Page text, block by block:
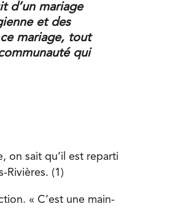
d’un mariage
et des
mariage, tout
qui
on sait qu’il est reparti
Rivières. (1)
« C’est une main-